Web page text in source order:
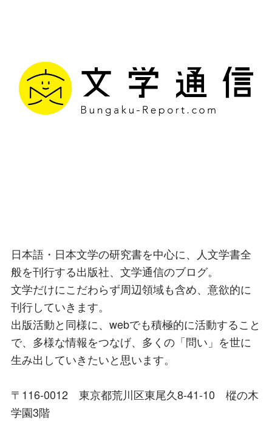
日本語・日本文学の研究書を中心に、人文学書全
般を刊行する出版社、文学通信のブログ。
文学だけにこだわらず周辺領域も含め、意欲的に
刊行していきます。
出版活動と同様に、webでも積極的に活動すること
で、多様な情報をつなげ、多くの「問い」を世に
生み出していきたいと思います。
〒116-0012 東京都荒川区東尾久8-41-10 樅の木
学園3階